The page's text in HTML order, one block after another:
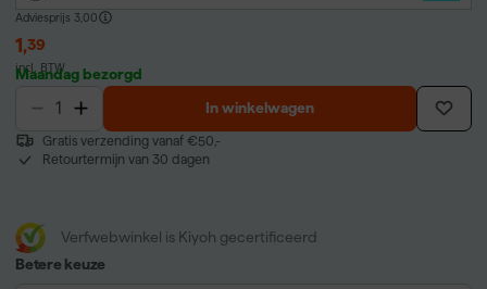
Adviesprijs 3,00
1,39
incl. BTW
Maandag bezorgd
In winkelwagen
Gratis verzending vanaf €50,-
Retourtermijn van 30 dagen
Verfwebwinkel is Kiyoh gecertificeerd
Betere keuze